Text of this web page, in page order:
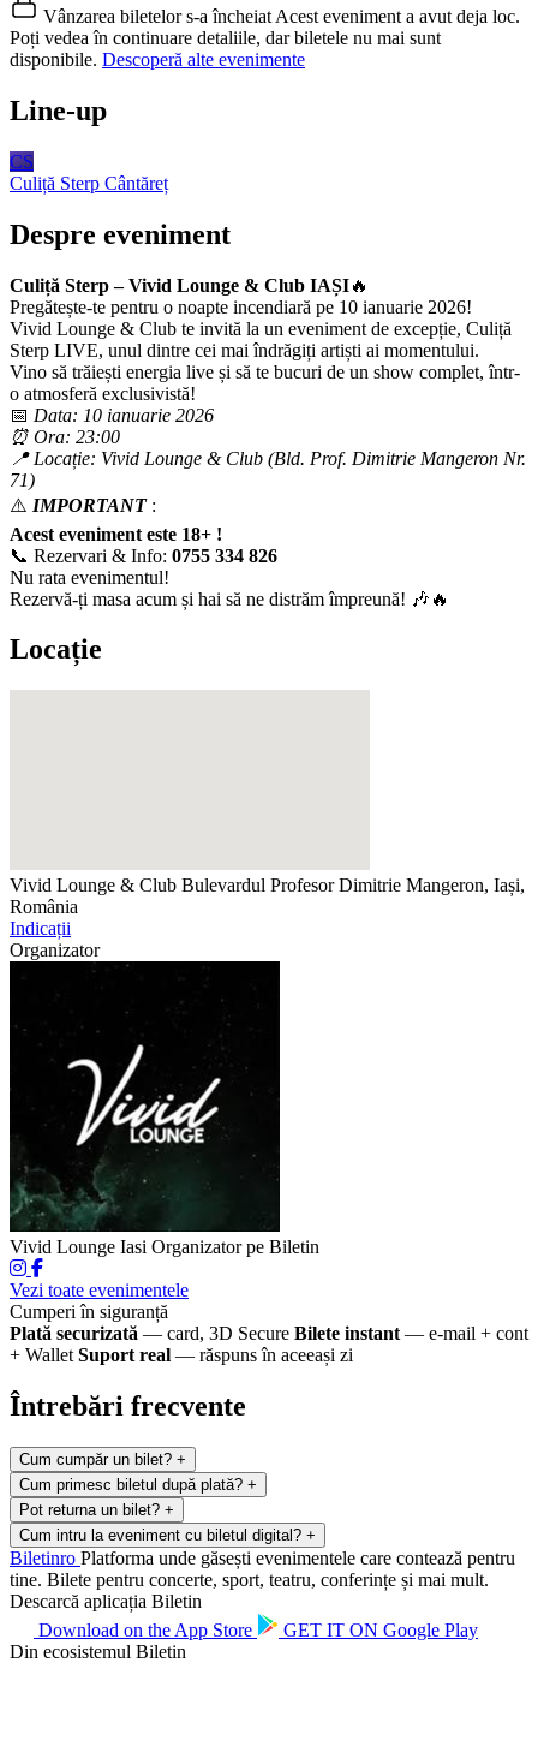
Vânzarea biletelor s-a încheiat Acest eveniment a avut deja loc.
Poți vedea în continuare detaliile, dar biletele nu mai sunt
disponibile. Descoperă alte evenimente
Line-up
CS
Culiță Sterp Cântăreț
Despre eveniment
Culiță Sterp – Vivid Lounge & Club IAȘI🔥
Pregătește-te pentru o noapte incendiară pe 10 ianuarie 2026!
Vivid Lounge & Club te invită la un eveniment de excepție, Culiță
Sterp LIVE, unul dintre cei mai îndrăgiți artiști ai momentului.
Vino să trăiești energia live și să te bucuri de un show complet, într-
o atmosferă exclusivistă!
📅 Data: 10 ianuarie 2026
⏰ Ora: 23:00
📍 Locație: Vivid Lounge & Club (Bld. Prof. Dimitrie Mangeron Nr.
71)
⚠️ IMPORTANT:
Acest eveniment este 18+ !
📞 Rezervari & Info: 0755 334 826
Nu rata evenimentul!
Rezervă-ți masa acum și hai să ne distrăm împreună! 🎶🔥
Locație
Vivid Lounge & Club Bulevardul Profesor Dimitrie Mangeron, Iași,
România
Indicații
Organizator
Vivid Lounge Iasi Organizator pe Biletin
Vezi toate evenimentele
Cumperi în siguranță
Plată securizată — card, 3D Secure Bilete instant — e-mail + cont
+ Wallet Suport real — răspuns în aceeași zi
Întrebări frecvente
Cum cumpăr un bilet? +
Cum primesc biletul după plată? +
Pot returna un bilet? +
Cum intru la eveniment cu biletul digital? +
Biletinro Platforma unde găsești evenimentele care contează pentru
tine. Bilete pentru concerte, sport, teatru, conferințe și mai mult.
Descarcă aplicația Biletin
Download on the App Store GET IT ON Google Play
Din ecosistemul Biletin